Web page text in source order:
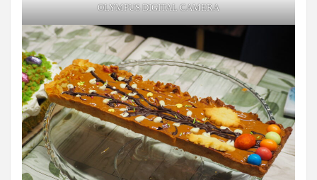
OLYMPUS DIGITAL CAMERA